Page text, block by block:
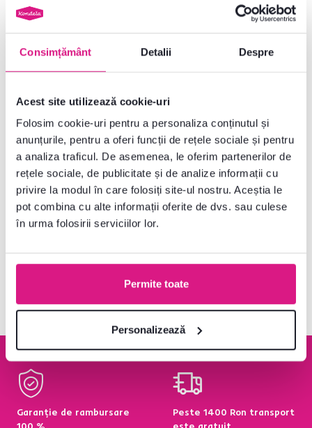
Consimțământ Detalii Despre
Acest site utilizează cookie-uri
Folosim cookie-uri pentru a personaliza conținutul și
anunțurile, pentru a oferi funcții de rețele sociale și pentru
a analiza traficul. De asemenea, le oferim partenerilor de
rețele sociale, de publicitate și de analize informații cu
privire la modul în care folosiți site-ul nostru. Aceștia le
pot combina cu alte informații oferite de dvs. sau culese
în urma folosirii serviciilor lor.
Permite toate
Personalizează
Comodă, 2D, gri, ARIS
1.035 lei
Comodă, 2D3S, gri, ARIS
2.039 lei
V-ați uitat la produsele6de la6
Garanție de rambursare
Peste 1400 Ron transport